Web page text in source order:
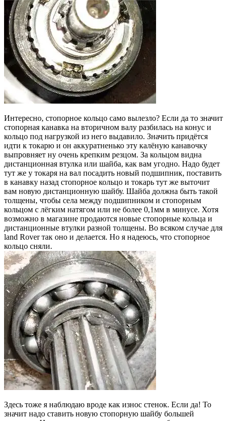
Интересно, стопорное кольцо само вылезло? Если да то значит
стопорная канавка на вторичном валу разбилась на конус и
кольцо под нагрузкой из него выдавило. Значить придётся
идти к токарю и он аккуратненько эту калёную канавочку
выпровняет ну очень крепким резцом. За кольцом видна
дистанционная втулка или шайба, как вам угодно. Надо будет
тут же у токаря на вал посадить новый подшипник, поставить
в канавку назад стопорное кольцо и токарь тут же выточит
вам новую дистанционную шайбу. Шайба должна быть такой
толщены, чтобы села между подшипником и стопорным
кольцом с лёгким натягом или не более 0,1мм в минусе. Хотя
возможно в магазине продаются новые стопорные кольца и
дистанционные втулки разной толщены. Во всяком случае для
land Rover так оно и делается. Но я надеюсь, что стопорное
кольцо сняли.
Здесь тоже я наблюдаю вроде как износ стенок. Если да! То
значит надо ставить новую стопорную шайбу большей